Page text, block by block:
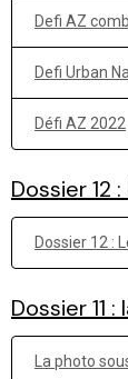
Defi AZ
Defi Urban
Défi AZ 2022
Dossier 12
Dossier 12 :
Dossier 11
La photo